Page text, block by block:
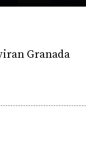
Granada